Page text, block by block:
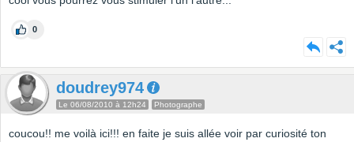
0
doudrey974
Le 06/08/2010 à 12h24 Photographe
coucou!! me voilà ici!!! en faite je suis allée voir par curiosité ton